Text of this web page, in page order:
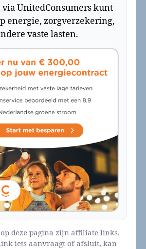
UnitedConsumers kunt
energie, zorgverzekering,
vaste lasten.
deze pagina zijn affiliate links.
iets aanvraagt of afsluit, kan